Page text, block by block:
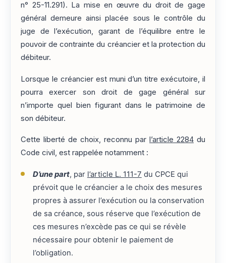
n° 25-11.291). La mise en œuvre du droit de gage
général demeure ainsi placée sous le contrôle du
juge de l’exécution, garant de l’équilibre entre le
pouvoir de contrainte du créancier et la protection du
débiteur.
Lorsque le créancier est muni d’un titre exécutoire, il
pourra exercer son droit de gage général sur
n’importe quel bien figurant dans le patrimoine de
son débiteur.
Cette liberté de choix, reconnu par l’article 2284 du
Code civil, est rappelée notamment :
D’une part, par l’article L. 111-7 du CPCE qui
prévoit que le créancier a le choix des mesures
propres à assurer l’exécution ou la conservation
de sa créance, sous réserve que l’exécution de
ces mesures n’excède pas ce qui se révèle
nécessaire pour obtenir le paiement de
l’obligation.